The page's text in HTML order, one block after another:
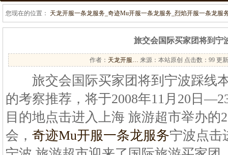
您现在的位置： 天龙开服一条龙服务_奇迹Mu开服一条龙服务_烈焰开服一条龙服
旅交会国际买家团将到宁
作者： 天龙开服… 来源：本站原创 点击数： 99 更
旅交会国际买家团将到宁波踩线
的考察推荐，将于2008年11月20日
目的地点击进入上海 旅游超市举办的
会， 奇迹Mu开服一条龙服务宁波点击